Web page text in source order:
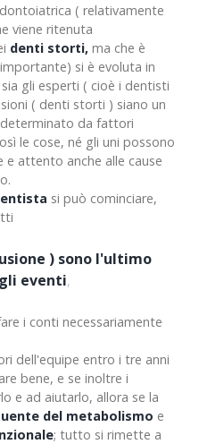
( relativamente
viene ritenuta
denti storti, ma che è
si è evoluta in
gli esperti ( cioè i dentisti
( denti storti ) siano un
da fattori
le cose, né gli uni possono
e attento anche alle cause
si può cominciare,
) sono l'ultimo
eventi,
i conti necessariamente
dell'equipe entro i tre anni
bene, e se inoltre i
e ad aiutarlo, allora se la
del metabolismo e
; tutto si rimette a